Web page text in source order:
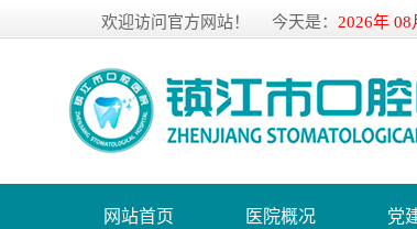
欢迎访问官方网站！ 今天是： 2026年
网站首页 医院概况 党